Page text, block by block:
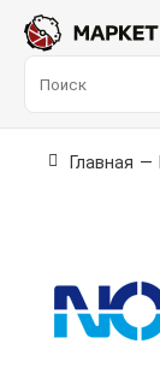
Главная —